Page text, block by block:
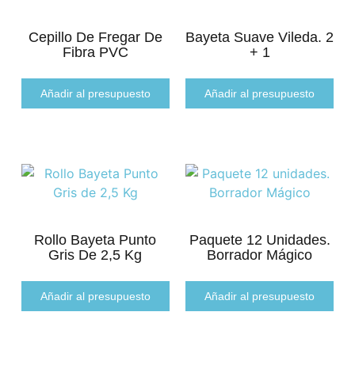
Cepillo De Fregar De
Fibra PVC
Añadir al presupuesto
Bayeta Suave Vileda. 2
+ 1
Añadir al presupuesto
Rollo Bayeta Punto
Gris De 2,5 Kg
Añadir al presupuesto
Paquete 12 Unidades.
Borrador Mágico
Añadir al presupuesto